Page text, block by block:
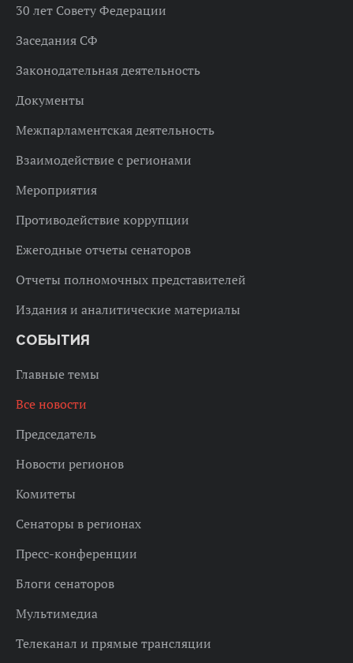
30 лет Совету Федерации
Заседания СФ
Законодательная деятельность
Документы
Межпарламентская деятельность
Взаимодействие с регионами
Мероприятия
Противодействие коррупции
Ежегодные отчеты сенаторов
Отчеты полномочных представителей
Издания и аналитические материалы
СОБЫТИЯ
Главные темы
Все новости
Председатель
Новости регионов
Комитеты
Сенаторы в регионах
Пресс-конференции
Блоги сенаторов
Мультимедиа
Телеканал и прямые трансляции